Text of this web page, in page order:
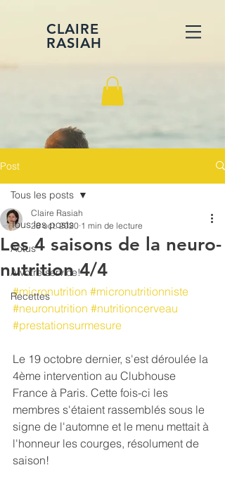
CLAIRE
RASIAH
Post
Tous les posts
Actus
A votre service!
Recettes
Tous les posts
Les 4 saisons de la neuro-
nutrition 4/4
Claire Rasiah
28 oct. 2020 1 min de lecture
#micronutrition #micronutritionniste
#neuronutrition #nutritioncerveau
#prestationsurmesure
Le 19 octobre dernier, s'est déroulée la
4ème intervention au Clubhouse
France à Paris. Cette fois-ci les
membres s'étaient rassemblés sous le
signe de l'automne et le menu mettait à
l'honneur les courges, résolument de
saison!